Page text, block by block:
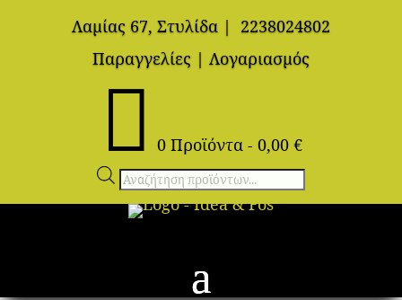
Λαμίας 67, Στυλίδα |
2238024802
Παραγγελίες | Λογαριασμός
 0 Προϊόντα - 0,00 €
Αναζήτηση
προϊόντων